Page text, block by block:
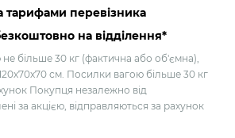
тарифами перевізника
на відділення*
більше 30 кг (фактична або об'ємна),
см. Посилки вагою більше 30 кг
Покупця незалежно від
за акцією, відправляються за рахунок